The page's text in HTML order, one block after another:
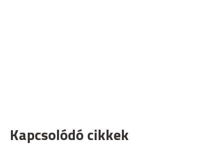
Kapcsolódó cikkek